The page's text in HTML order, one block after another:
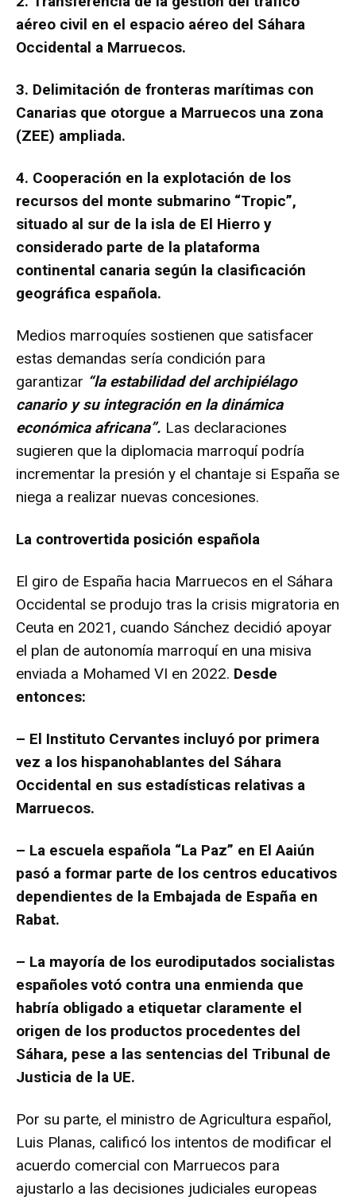
aéreo civil en el espacio aéreo del Sáhara
Occidental a Marruecos.
3. Delimitación de fronteras marítimas con
Canarias que otorgue a Marruecos una zona
(ZEE) ampliada.
4. Cooperación en la explotación de los
recursos del monte submarino “Tropic”,
situado al sur de la isla de El Hierro y
considerado parte de la plataforma
continental canaria según la clasificación
geográfica española.
Medios marroquíes sostienen que satisfacer
estas demandas sería condición para
garantizar “la estabilidad del archipiélago
canario y su integración en la dinámica
económica africana”. Las declaraciones
sugieren que la diplomacia marroquí podría
incrementar la presión y el chantaje si España se
niega a realizar nuevas concesiones.
La controvertida posición española
El giro de España hacia Marruecos en el Sáhara
Occidental se produjo tras la crisis migratoria en
Ceuta en 2021, cuando Sánchez decidió apoyar
el plan de autonomía marroquí en una misiva
enviada a Mohamed VI en 2022. Desde
entonces:
– El Instituto Cervantes incluyó por primera
vez a los hispanohablantes del Sáhara
Occidental en sus estadísticas relativas a
Marruecos.
– La escuela española “La Paz” en El Aaiún
pasó a formar parte de los centros educativos
dependientes de la Embajada de España en
Rabat.
– La mayoría de los eurodiputados socialistas
españoles votó contra una enmienda que
habría obligado a etiquetar claramente el
origen de los productos procedentes del
Sáhara, pese a las sentencias del Tribunal de
Justicia de la UE.
Por su parte, el ministro de Agricultura español,
Luis Planas, calificó los intentos de modificar el
acuerdo comercial con Marruecos para
ajustarlo a las decisiones judiciales europeas